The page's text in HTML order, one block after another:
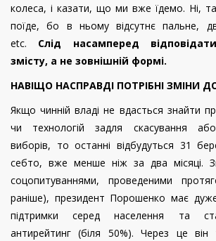
колеса, і казати, що ми вже їдемо. Ні,
поїде, бо в ньому відсутнє пальне,
etc. Слід насамперед
змісту, а не зовнішній формі.
НАВІЩО НАСПРАВДІ ПОТРІБНІ ЗМІНИ
Якщо чинній владі не вдасться знайти
чи технологій задля скасування або
виборів, то останні відбудуться 31
себто, вже менше ніж за два місяці.
соцопитуваннями, проведеними
раніше), президент Порошенко має
підтримки серед населення та
антирейтинг (біля 50%). Через це